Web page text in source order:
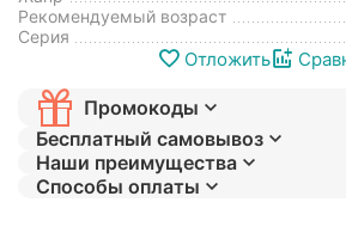
Рекомендуемый возраст
Серия
Отложить
Промокоды
Бесплатный самовывоз
Наши преимущества
Способы оплаты